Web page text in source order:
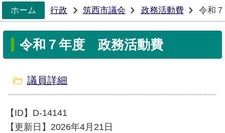
ホーム
行政 筑西市議会 政務活動費 令和
令和７年度 政務活動費
議員詳細
【ID】 D-14141
【更新日】 2026年4月21日